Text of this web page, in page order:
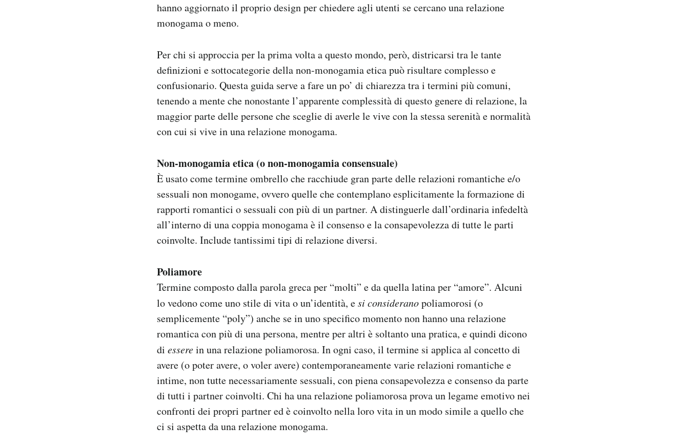
hanno aggiornato il proprio design per chiedere agli utenti se cercano una relazione
monogama o meno.
Per chi si approccia per la prima volta a questo mondo, però, districarsi tra le tante
definizioni e sottocategorie della non-monogamia etica può risultare complesso e
confusionario. Questa guida serve a fare un po’ di chiarezza tra i termini più comuni,
tenendo a mente che nonostante l’apparente complessità di questo genere di relazione, la
maggior parte delle persone che sceglie di averle le vive con la stessa serenità e normalità
con cui si vive in una relazione monogama.
Non-monogamia etica (o non-monogamia consensuale)
È usato come termine ombrello che racchiude gran parte delle relazioni romantiche e/o
sessuali non monogame, ovvero quelle che contemplano esplicitamente la formazione di
rapporti romantici o sessuali con più di un partner. A distinguerle dall’ordinaria infedeltà
all’interno di una coppia monogama è il consenso e la consapevolezza di tutte le parti
coinvolte. Include tantissimi tipi di relazione diversi.
Poliamore
Termine composto dalla parola greca per “molti” e da quella latina per “amore”. Alcuni
lo vedono come uno stile di vita o un’identità, esi consideranopoliamorosi (o
semplicemente “poly”) anche se in uno specifico momento non hanno una relazione
romantica con più di una persona, mentre per altri è soltanto una pratica, e quindi dicono
di esserein una relazione poliamorosa. In ogni caso, il termine si applica al concetto di
avere (o poter avere, o voler avere) contemporaneamente varie relazioni romantiche e
intime, non tutte necessariamente sessuali, con piena consapevolezza e consenso da parte
di tutti i partner coinvolti. Chi ha una relazione poliamorosa prova un legame emotivo nei
confronti dei propri partner ed è coinvolto nella loro vita in un modo simile a quello che
ci si aspetta da una relazione monogama.